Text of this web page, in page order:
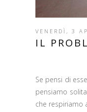
VENERDÌ, 3
IL
Se pensi di
pensiamo
che respiriamo